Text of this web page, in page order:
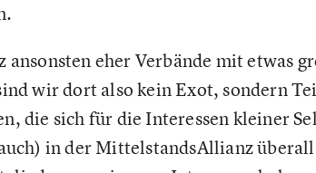
eher Verbände mit etwas
wir dort also kein Exot, sondern
die sich für die Interessen kleiner
in der MittelstandsAllianz